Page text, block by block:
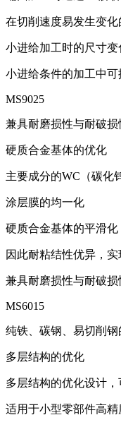
在切削速度易发生变
小进给加工时的尺寸变
小进给条件的加工中可
MS9025
兼具耐磨损性与耐破
硬质合金基体的优化
主要成分的WC（碳化
涂层膜的均一化
硬质合金基体的平滑
因此耐粘结性优异，实
兼具耐磨损性与耐破损
MS6015
纯铁、碳钢、易切削
多层结构的优化
多层结构的优化设计
适用于小型零部件高